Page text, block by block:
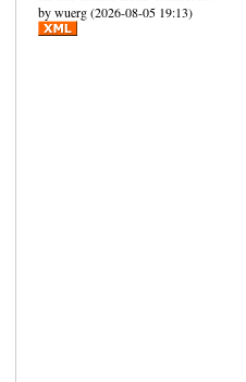
by wuerg (2026-08-05 19:13)